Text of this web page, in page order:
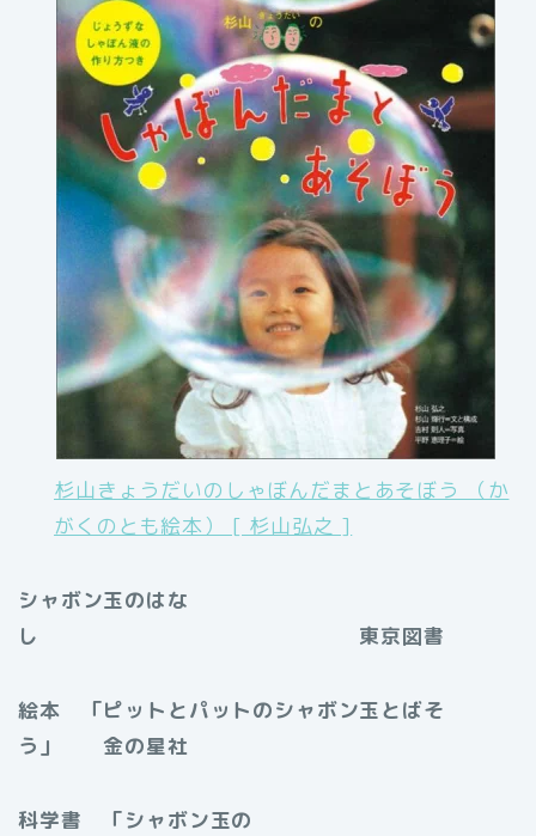
杉山きょうだいのしゃぼんだまとあそぼう （か
がくのとも絵本） [ 杉山弘之 ]
シャボン玉のはな
し 東京図書
絵本 「ピットとパットのシャボン玉とばそ
う」 金の星社
科学書 「シャボン玉の